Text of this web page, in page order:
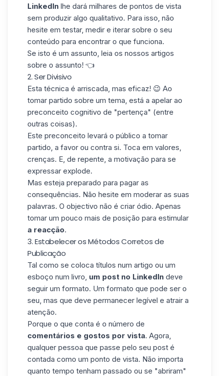
LinkedIn lhe dará milhares de pontos de vista
sem produzir algo qualitativo. Para isso, não
hesite em testar, medir e iterar sobre o seu
conteúdo para encontrar o que funciona.
Se isto é um assunto, leia os nossos artigos
sobre o assunto! 👈
2. Ser Divisivo
Esta técnica é arriscada, mas eficaz! 😉 Ao
tomar partido sobre um tema, está a apelar ao
preconceito cognitivo de "pertença" (entre
outras coisas).
Este preconceito levará o público a tomar
partido, a favor ou contra si. Toca em valores,
crenças. E, de repente, a motivação para se
expressar explode.
Mas esteja preparado para pagar as
consequências. Não hesite em moderar as suas
palavras. O objectivo não é criar ódio. Apenas
tomar um pouco mais de posição para estimular
a reacção.
3. Estabelecer os Métodos Corretos de
Publicação
Tal como se coloca títulos num artigo ou um
esboço num livro, um post no LinkedIn deve
seguir um formato. Um formato que pode ser o
seu, mas que deve permanecer legível e atrair a
atenção.
Porque o que conta é o número de
comentários e gostos por vista. Agora,
qualquer pessoa que passe pelo seu post é
contada como um ponto de vista. Não importa
quanto tempo tenham passado ou se "abriram"